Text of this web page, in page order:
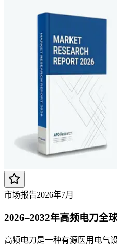
市场报告2026年7月
2026–2032年高频电刀全
高频电刀是一种有源医用电气